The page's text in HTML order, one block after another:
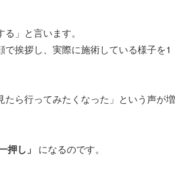
」と言います。
挨拶し、実際に施術している様子を1
ら行ってみたくなった」という声が増
押し」 になるのです。